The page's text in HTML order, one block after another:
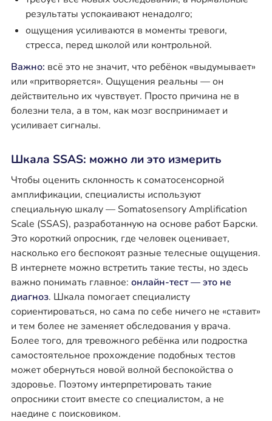
результаты успокаивают ненадолго;
ощущения усиливаются в моменты тревоги,
стресса, перед школой или контрольной.
Важно: всё это не значит, что ребёнок «выдумывает»
или «притворяется». Ощущения реальны — он
действительно их чувствует. Просто причина не в
болезни тела, а в том, как мозг воспринимает и
усиливает сигналы.
Шкала SSAS: можно ли это измерить
Чтобы оценить склонность к соматосенсорной
амплификации, специалисты используют
специальную шкалу — Somatosensory Amplification
Scale (SSAS), разработанную на основе работ Барски.
Это короткий опросник, где человек оценивает,
насколько его беспокоят разные телесные ощущения.
В интернете можно встретить такие тесты, но здесь
важно понимать главное: онлайн-тест — это не
диагноз. Шкала помогает специалисту
сориентироваться, но сама по себе ничего не «ставит»
и тем более не заменяет обследования у врача.
Более того, для тревожного ребёнка или подростка
самостоятельное прохождение подобных тестов
может обернуться новой волной беспокойства о
здоровье. Поэтому интерпретировать такие
опросники стоит вместе со специалистом, а не
наедине с поисковиком.